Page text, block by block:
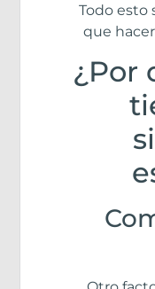
Todo esto
que
¿Por